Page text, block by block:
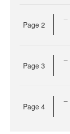
Page 2
Page 3
Page 4